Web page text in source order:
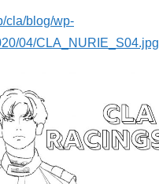
cla/blog/wp-
04/CLA_NURIE_S04.jpg